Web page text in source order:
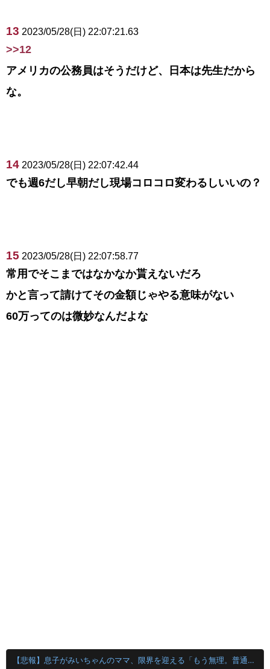
13 2023/05/28(日) 22:07:21.63
>>12
アメリカの公務員はそうだけど、日本は先生だから
な。
14 2023/05/28(日) 22:07:42.44
でも週6だし早朝だし現場コロコロ変わるしいいの？
15 2023/05/28(日) 22:07:58.77
常用でそこまではなかなか貰えないだろ
かと言って請けてその金額じゃやる意味がない
60万ってのは微妙なんだよな
【悲報】息子がみいちゃんのママ、限界を迎える「もう無理。普通の家庭を築きたい。普通の子育てをしたい。」